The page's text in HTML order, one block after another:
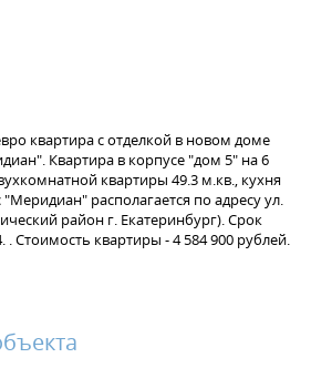
квартира с отделкой в новом доме
Квартира в корпусе "дом 5" на 6
квартиры 49.3 м.кв., кухня
располагается по адресу ул.
район г. Екатеринбург). Срок
. Стоимость квартиры - 4 584 900 рублей.